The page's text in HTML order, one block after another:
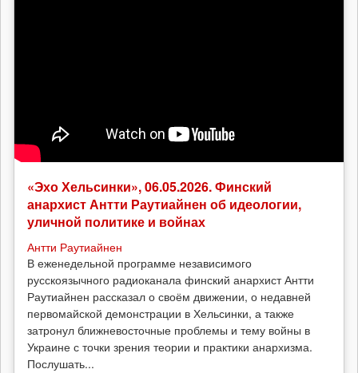
«Эхо Хельсинки», 06.05.2026. Финский
анархист Антти Раутиайнен об идеологии,
уличной политике и войнах
Антти Раутиайнен
В еженедельной программе независимого
русскоязычного радиоканала финский анархист Антти
Раутиайнен рассказал о своём движении, о недавней
первомайской демонстрации в Хельсинки, а также
затронул ближневосточные проблемы и тему войны в
Украине с точки зрения теории и практики анархизма.
Послушать...